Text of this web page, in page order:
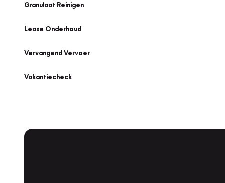
Granulaat Reinigen
Lease Onderhoud
Vervangend Vervoer
Vakantiecheck